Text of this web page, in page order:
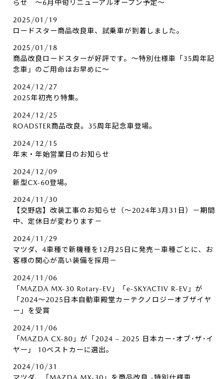
らせ ～6月中旬リニューアルオープン予定～
2025/01/19
ロードスター商品改良車、試乗車が到着しました。
2025/01/18
商品改良ロードスターが好評です。～特別仕様車「35周年記
念車」のご用命はお早めに～
2024/12/27
2025年初売り特集。
2024/12/25
ROADSTER商品改良。35周年記念車登場。
2024/12/15
年末・年始営業日のお知らせ
2024/12/09
新型CX-60登場。
2024/11/30
【交野店】改装工事のお知らせ（～2024年3月31日）－期間
中、定休日が変わります－
2024/11/29
マツダ、4車種で新機種を12月25日に発売－車種ごとに、お
客様の関心が高い装備を採用－
2024/11/06
「MAZDA MX-30 Rotary-EV」「e-SKYACTIV R-EV」が
「2024～2025日本自動車殿堂カーテクノロジーオブザイヤ
ー」を受賞
2024/11/06
「MAZDA CX-80」が「2024 – 2025 日本カー･オブ･ザ･イ
ヤー」 10ベストカーに選出。
2024/10/31